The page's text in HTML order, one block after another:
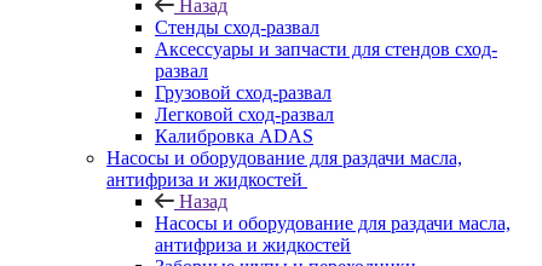
Назад
Стенды сход-развал
Аксессуары и запчасти для стендов сход-
развал
Грузовой сход-развал
Легковой сход-развал
Калибровка ADAS
Насосы и оборудование для раздачи масла,
антифриза и жидкостей
Назад
Насосы и оборудование для раздачи масла,
антифриза и жидкостей